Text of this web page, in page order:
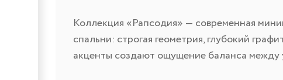
Коллекция «Рапсодия» — современная
спальни: строгая геометрия, глубокий
акценты создают ощущение баланса между